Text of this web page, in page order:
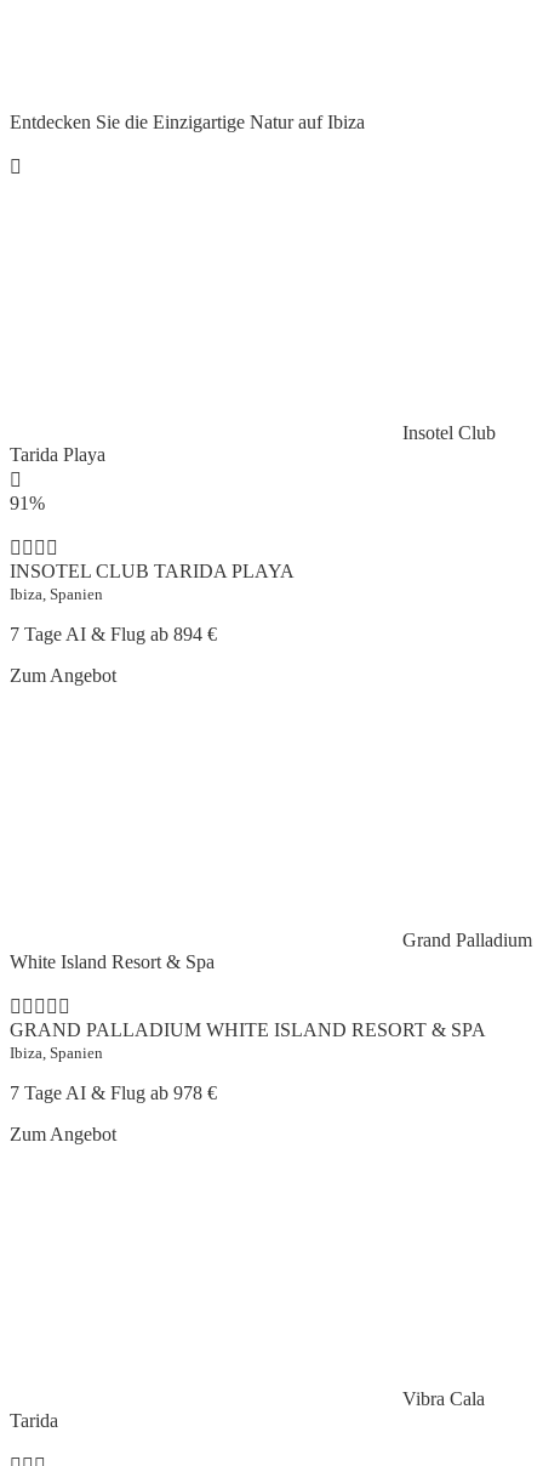
Entdecken Sie die Einzigartige Natur auf Ibiza
Insotel Club
Tarida Playa
91%
INSOTEL CLUB TARIDA PLAYA
Ibiza, Spanien
7 Tage AI & Flug ab 894 €
Zum Angebot
Grand Palladium
White Island Resort & Spa
GRAND PALLADIUM WHITE ISLAND RESORT & SPA
Ibiza, Spanien
7 Tage AI & Flug ab 978 €
Zum Angebot
Vibra Cala
Tarida